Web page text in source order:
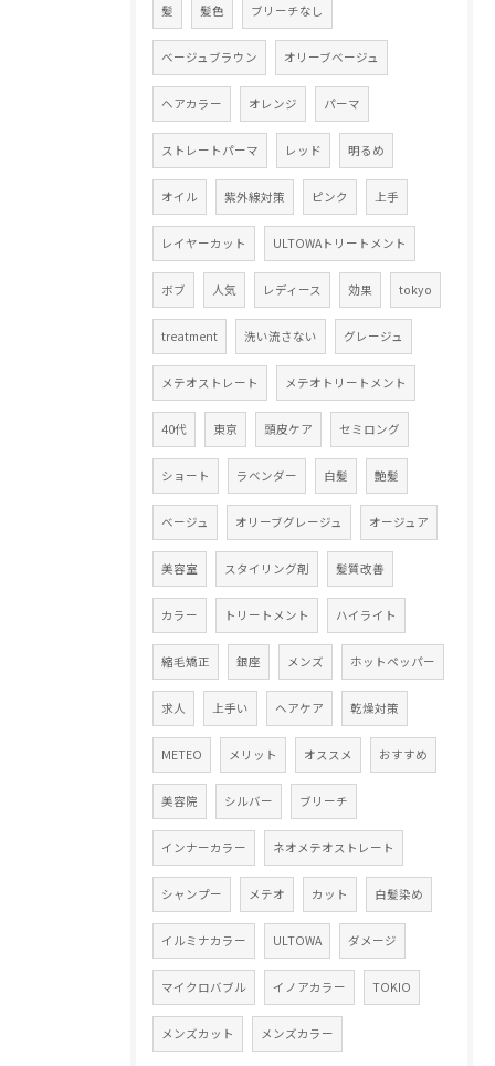
髪 髪色 ブリーチなし
ベージュブラウン オリーブベージュ
ヘアカラー オレンジ パーマ
ストレートパーマ レッド 明るめ
オイル 紫外線対策 ピンク 上手
レイヤーカット ULTOWAトリートメント
ボブ 人気 レディース 効果 tokyo
treatment 洗い流さない グレージュ
メテオストレート メテオトリートメント
40代 東京 頭皮ケア セミロング
ショート ラベンダー 白髪 艶髪
ベージュ オリーブグレージュ オージュア
美容室 スタイリング剤 髪質改善
カラー トリートメント ハイライト
縮毛矯正 銀座 メンズ ホットペッパー
求人 上手い ヘアケア 乾燥対策
METEO メリット オススメ おすすめ
美容院 シルバー ブリーチ
インナーカラー ネオメテオストレート
シャンプー メテオ カット 白髪染め
イルミナカラー ULTOWA ダメージ
マイクロバブル イノアカラー TOKIO
メンズカット メンズカラー